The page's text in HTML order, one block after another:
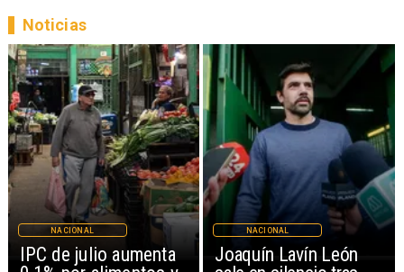
IPC de julio aumenta
NACIONAL
Joaquín Lavín León
NACIONAL
Noticias